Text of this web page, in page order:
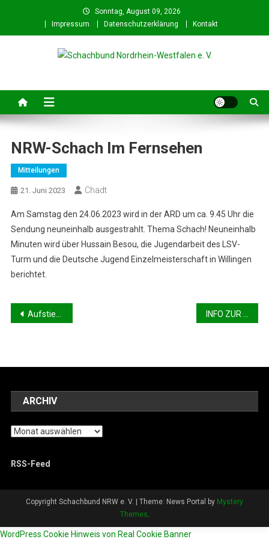
content
Sonntag, August 09, 2026
Impressum
Datenschutzerklärung Kontakt
NRW-Schach Im Fernsehen
Mitteilungen
21. Juni 2023 Chadt
Am Samstag den 24.06.2023 wird in der ARD um ca. 9.45 Uhr die
Sendung neuneinhalb ausgestrahlt. Thema Schach! Neuneinhalb
Minuten wird über Hussain Besou, die Jugendarbeit des LSV-
Turm und die Deutsche Jugend Einzelmeisterschaft in Willingen
berichtet.
Beitragsnavigation
Aufstiegsrunde NRW-Klasse
ARCHIV
Archiv
RSS-Feed
Copyright Schachbund NRW e. V. | Theme: News Portal by Mystery
Themes
WordPress Cookie Hinweis von Real Cookie Banner